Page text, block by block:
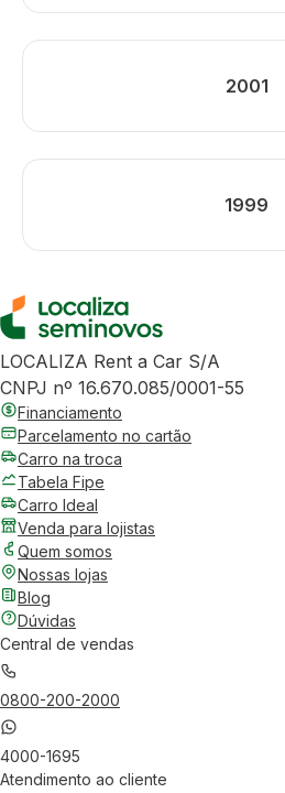
2001
1999
LOCALIZA Rent a Car S/A
CNPJ nº 16.670.085/0001-55
Financiamento
Parcelamento no cartão
Carro na troca
Tabela Fipe
Carro Ideal
Venda para lojistas
Quem somos
Nossas lojas
Blog
Dúvidas
Central de vendas
0800-200-2000
4000-1695
Atendimento ao cliente